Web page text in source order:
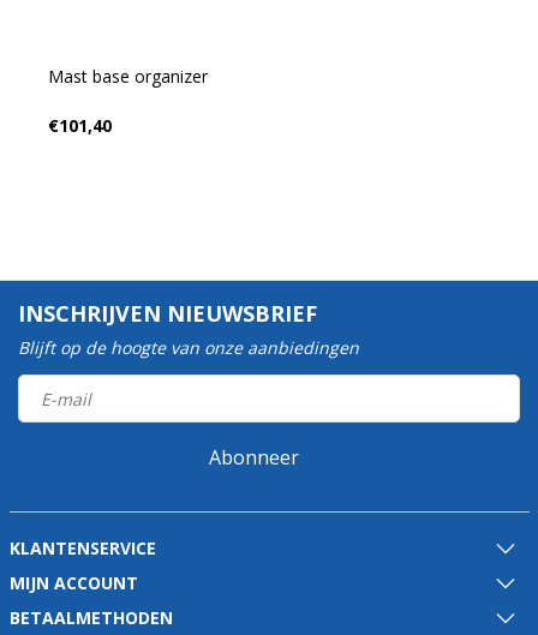
Mast base organizer
€101,40
INSCHRIJVEN NIEUWSBRIEF
Blijft op de hoogte van onze aanbiedingen
Abonneer
KLANTENSERVICE
MIJN ACCOUNT
BETAALMETHODEN